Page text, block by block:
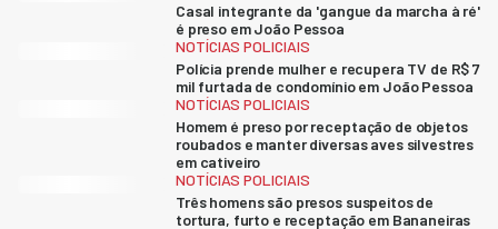
Casal integrante da 'gangue da marcha à ré'
é preso em João Pessoa
NOTÍCIAS POLICIAIS
Polícia prende mulher e recupera TV de R$ 7
mil furtada de condomínio em João Pessoa
NOTÍCIAS POLICIAIS
Homem é preso por receptação de objetos
roubados e manter diversas aves silvestres
em cativeiro
NOTÍCIAS POLICIAIS
Três homens são presos suspeitos de
tortura, furto e receptação em Bananeiras